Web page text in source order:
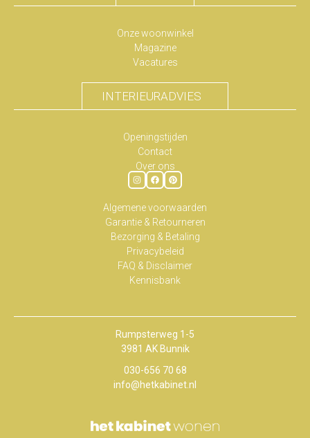
Onze woonwinkel
Magazine
Vacatures
INTERIEURADVIES
Openingstijden
Contact
Over ons
Algemene voorwaarden
Garantie & Retourneren
Bezorging & Betaling
Privacybeleid
FAQ & Disclaimer
Kennisbank
Rumpsterweg 1-5
3981 AK Bunnik
030-656 70 68
info@hetkabinet.nl